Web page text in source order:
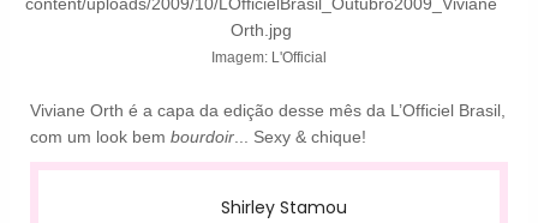
Imagem: L'Official
Viviane Orth é a capa da edição desse mês da L’Officiel Brasil,
com um look bem bourdoir... Sexy & chique!
Shirley Stamou